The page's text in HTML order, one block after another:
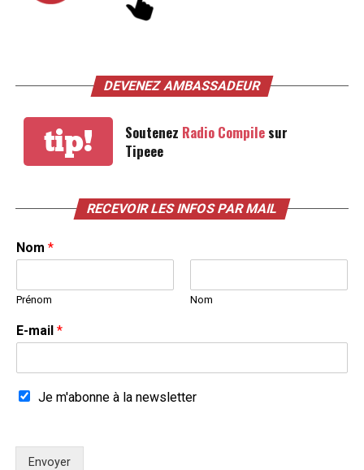
DEVENEZ AMBASSADEUR
tip! Soutenez Radio Compilesur
Tipeee
RECEVOIR LES INFOS PAR MAIL
Nom *
Prénom Nom
E-mail *
Je m'abonne à la newsletter
Envoyer